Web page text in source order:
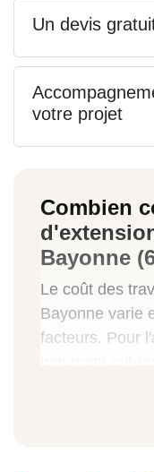
Un devis
votre projet
Combien
Bayonne
Le coût des
Bayonne varie
facteurs. Pour
exemple